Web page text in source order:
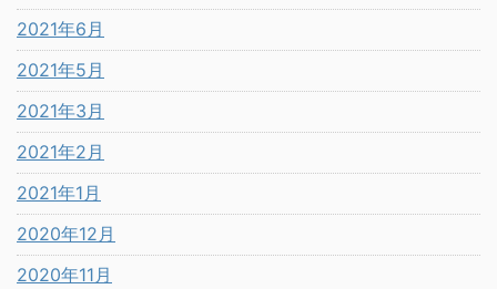
2021年6月
2021年5月
2021年3月
2021年2月
2021年1月
2020年12月
2020年11月